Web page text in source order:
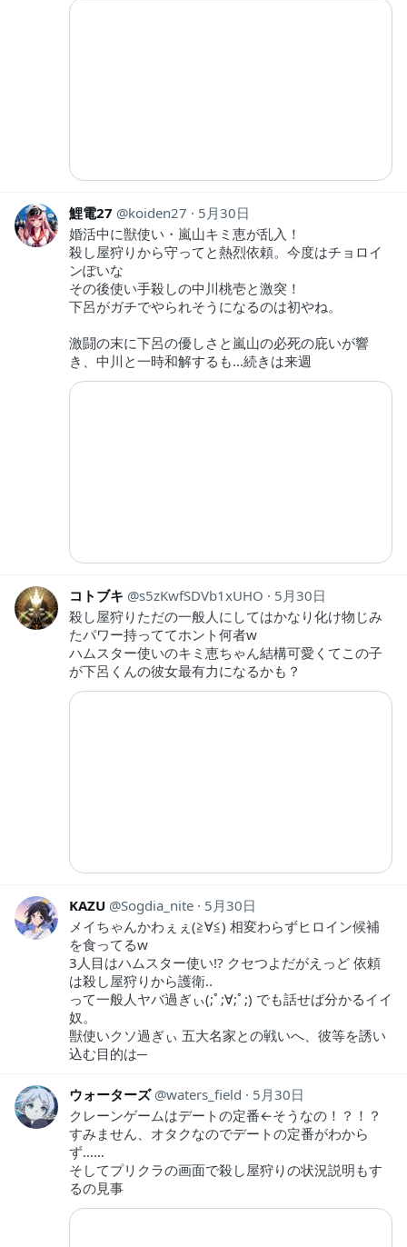
鯉電27 koiden27
5月30日
婚活中に獣使い・嵐山キミ恵が乱入！
殺し屋狩りから守ってと熱烈依頼。今度はチョロイ
ンぽいな
その後使い手殺しの中川桃壱と激突！
下呂がガチでやられそうになるのは初やね。
激闘の末に下呂の優しさと嵐山の必死の庇いが響
き、中川と一時和解するも...続きは来週
コトブキ s5zKwfSDVb1xUHO
5月30日
殺し屋狩りただの一般人にしてはかなり化け物じみ
たパワー持っててホント何者w
ハムスター使いのキミ恵ちゃん結構可愛くてこの子
が下呂くんの彼女最有力になるかも？
KAZU Sogdia_nite
5月30日
メイちゃんかわぇぇ(≧∀≦) 相変わらずヒロイン候補
を食ってるw
3人目はハムスター使い!? クセつよだがえっど 依頼
は殺し屋狩りから護衛‥
って一般人ヤバ過ぎぃ(;ﾟ;∀;ﾟ;) でも話せば分かるイイ
奴。
獣使いクソ過ぎぃ 五大名家との戦いへ、彼等を誘い
込む目的は─
ウォーターズ waters_field
5月30日
クレーンゲームはデートの定番←そうなの！？！？
すみません、オタクなのでデートの定番がわから
ず……
そしてプリクラの画面で殺し屋狩りの状況説明もす
るの見事